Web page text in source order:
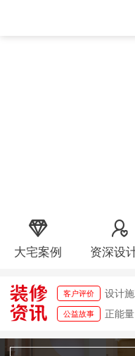
大宅案例 资深设
客户评价 设计
客户评价 精工
客户评价
公益故事 正能量
公益故事 正能量